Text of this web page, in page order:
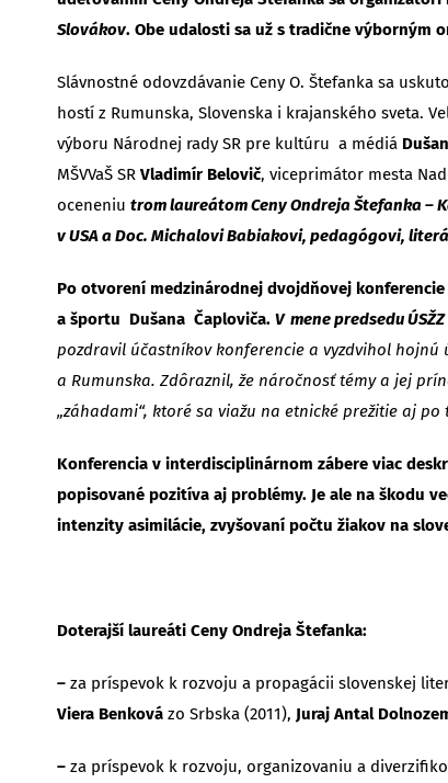
Slovákov. Obe udalosti sa už s tradične výborným
Slávnostné odovzdávanie Ceny O. Štefanka sa
hostí z Rumunska, Slovenska i krajanského sveta.
výboru Národnej rady SR pre kultúru a médiá
MŠVVaŠ SR Vladimír Belovič, viceprimátor mesta
oceneniu trom laureátom Ceny Ondreja Štefanka –
v USA a Doc. Michalovi Babiakovi, pedagógovi,
Po otvorení medzinárodnej dvojdňovej
a športu Dušana Čaploviča. V mene predsedu
pozdravil účastníkov konferencie a vyzdvihol
a Rumunska. Zdôraznil, že náročnosť témy a jej
„záhadami“, ktoré sa viažu na etnické prežitie aj
Konferencia v interdisciplinárnom zábere viac
popisované pozitíva aj problémy. Je ale na škodu
intenzity asimilácie, zvyšovaní počtu žiakov na
Doterajší laureáti Ceny Ondreja Štefanka:
– za príspevok k rozvoju a propagácii slovenskej
Viera Benková zo Srbska (2011), Juraj Antal
– za príspevok k rozvoju, organizovaniu a